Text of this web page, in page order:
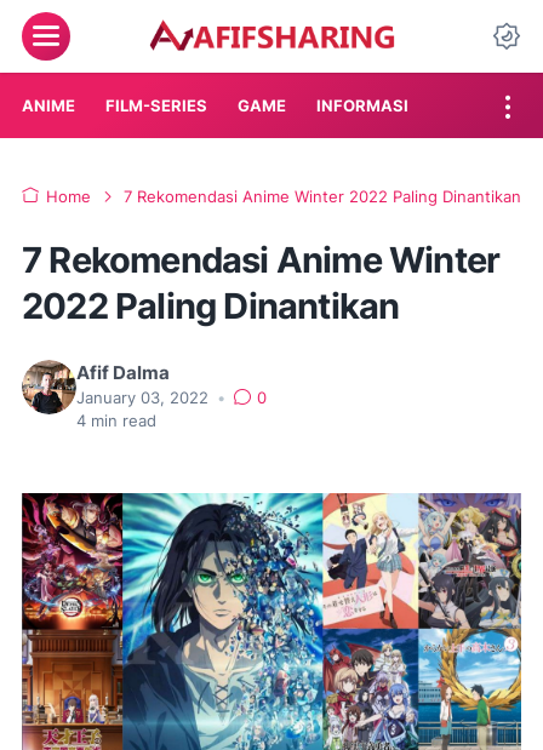
Menu
ANIME FILM-SERIES GAME INFORMASI
Home 7 Rekomendasi Anime Winter 2022 Paling Dinantikan
7 Rekomendasi Anime Winter
2022 Paling Dinantikan
Afif Dalma
January 03, 2022 •
0
4 min read